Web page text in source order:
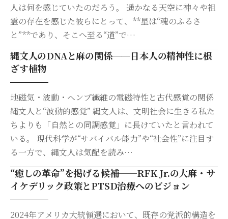
人は何を感じていたのだろう。 遥かなる天空に神々や祖
霊の存在を感じた彼らにとって、**星は“魂のふるさ
と”**であり、そこへ至る“道”で…
縄文人のDNAと麻の関係──日本人の精神性に根
ざす植物
地磁気・波動・ヘンプ繊維の電磁特性と古代感覚の関係
縄文人と“波動的感覚” 縄文人は、文明社会に生きる私た
ちよりも「自然との同調感覚」に長けていたと言われて
いる。 現代科学が“サバイバル能力”や“社会性”に注目す
る一方で、縄文人は気配を読み…
“癒しの革命”を掲げる候補──RFK Jr.の大麻・サ
イケデリック政策とPTSD治療へのビジョン
2024年アメリカ大統領選において、既存の党派的構造を